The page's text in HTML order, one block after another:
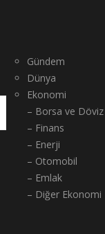
Gündem
Dünya
Ekonomi
– Borsa ve Döviz
– Finans
– Enerji
– Otomobil
– Emlak
– Diğer Ekonomi